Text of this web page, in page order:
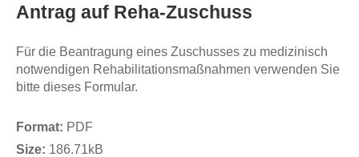
Antrag auf Reha-Zuschuss
Für die Beantragung eines Zuschusses zu medizinisch
notwendigen Rehabilitationsmaßnahmen verwenden Sie
bitte dieses Formular.
Format: PDF
Size: 186.71kB